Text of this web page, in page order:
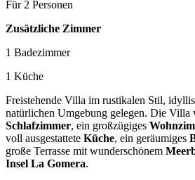
Für 2 Personen
Zusätzliche Zimmer
1 Badezimmer
1 Küche
Freistehende Villa im rustikalen Stil,
natürlichen Umgebung gelegen. Die Villa
Schlafzimmer, ein großzügiges
voll ausgestattete Küche, ein geräumiges
große Terrasse mit wunderschönem
Insel La Gomera.